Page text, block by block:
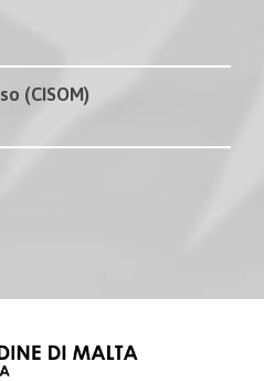
(CISOM)